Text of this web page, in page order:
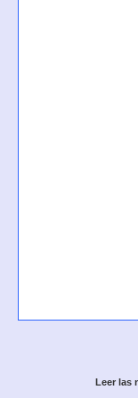
Leer las